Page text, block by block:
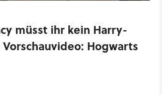
müsst ihr kein Harry-
Hogwarts